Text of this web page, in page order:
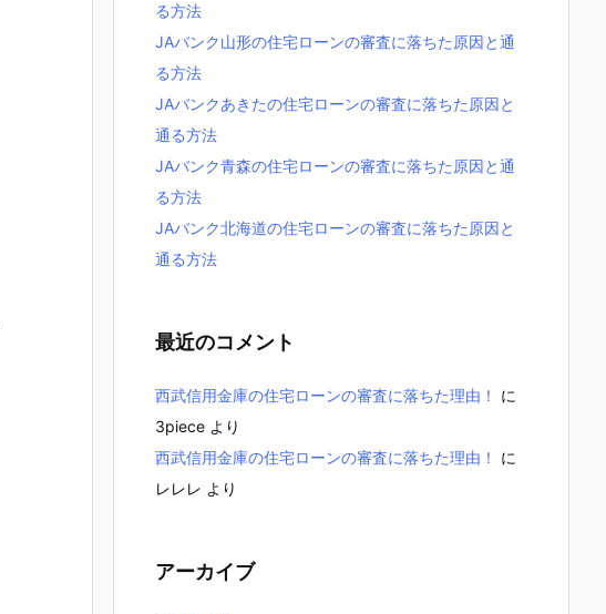
る方法
JAバンク山形の住宅ローンの審査に落ちた原因と通
る方法
JAバンクあきたの住宅ローンの審査に落ちた原因と
通る方法
JAバンク青森の住宅ローンの審査に落ちた原因と通
る方法
JAバンク北海道の住宅ローンの審査に落ちた原因と
通る方法
最近のコメント
西武信用金庫の住宅ローンの審査に落ちた理由！
に
3piece より
西武信用金庫の住宅ローンの審査に落ちた理由！
に
レレレ より
アーカイブ